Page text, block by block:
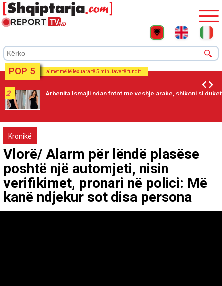
POP 5 Lajmet më të lexuara të 5 minutave të fundit
2 Arbenita Ismajli ndan fotot me veshje arabe, shikoni si duket
Kronikë
Vlorë/ Alarm për lëndë plasëse
poshtë një automjeti, nisin
verifikimet, pronari në polici: Më
kanë ndjekur sot disa persona